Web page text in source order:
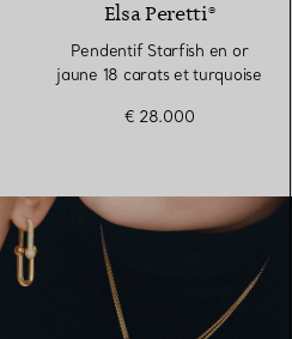
Elsa Peretti®
Pendentif Starfish en or
jaune 18 carats et turquoise
€ 28.000